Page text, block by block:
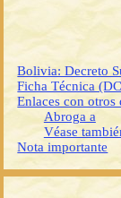
Bolivia: Decreto
Ficha Técnica
Enlaces con otros
Abroga a
Véase
Nota importante